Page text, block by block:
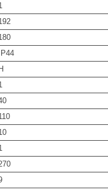
IP44
Н